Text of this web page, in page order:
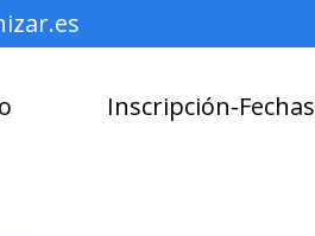
Inscripción-Fechas